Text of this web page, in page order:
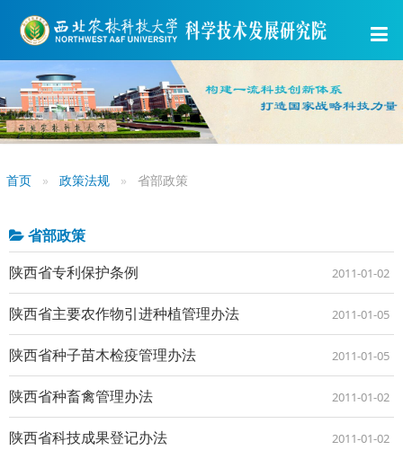
首页 政策法规 省部政策
省部政策
陕西省专利保护条例
2011-01-02
陕西省主要农作物引进种植管理办法 2011-01-05
陕西省种子苗木检疫管理办法 2011-01-05
陕西省种畜禽管理办法 2011-01-02
陕西省科技成果登记办法 2011-01-02